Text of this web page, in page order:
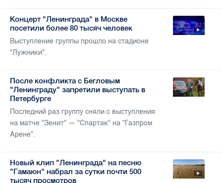
Концерт "Ленинграда" в Москве
посетили более 80 тысяч человек
Выступление группы прошло на стадионе
"Лужники".
После конфликта с Бегловым
"Ленинграду" запретили выступать в
Петербурге
Последний раз группу сняли с выступления
на матче "Зенит" — "Спартак" на "Газпром
Арене".
Новый клип "Ленинграда" на песню
"Гамаюн" набрал за сутки почти 500
тысяч просмотров